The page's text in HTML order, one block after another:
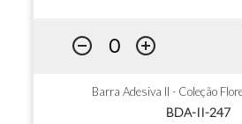
Barra Adesiva II - Coleção
BDA-II-247